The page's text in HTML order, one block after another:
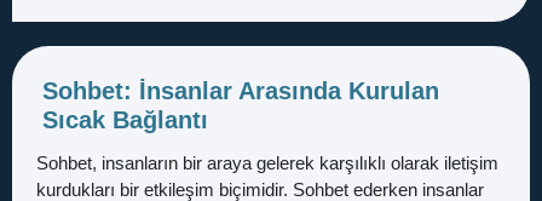
Sohbet: İnsanlar Arasında Kurulan
Sıcak Bağlantı
Sohbet, insanların bir araya gelerek karşılıklı olarak iletişim
kurdukları bir etkileşim biçimidir. Sohbet ederken insanlar